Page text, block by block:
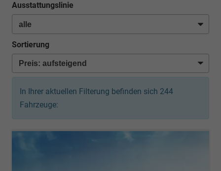
Ausstattungslinie
Sortierung
In Ihrer aktuellen Filterung befinden sich 244
Fahrzeuge: